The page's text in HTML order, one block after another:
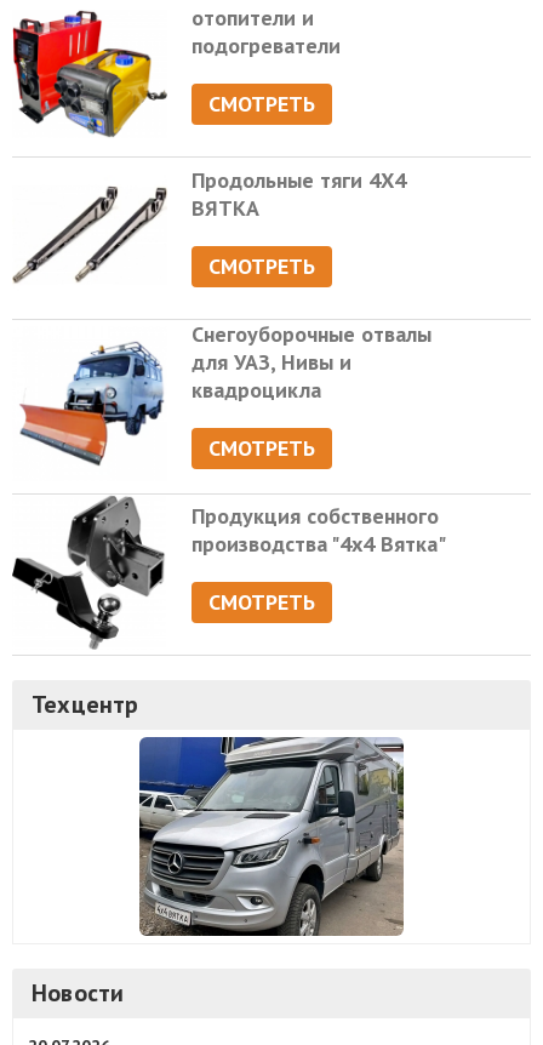
отопители и
подогреватели
СМОТРЕТЬ
Продольные тяги 4Х4
ВЯТКА
СМОТРЕТЬ
Снегоуборочные отвалы
для УАЗ, Нивы и
квадроцикла
СМОТРЕТЬ
Продукция собственного
производства "4х4 Вятка"
СМОТРЕТЬ
Техцентр
Новости